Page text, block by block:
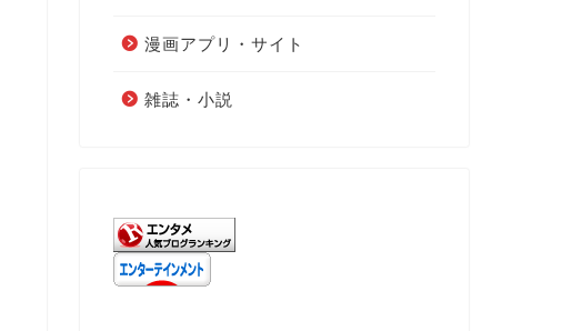
漫画アプリ・サイト
雑誌・小説